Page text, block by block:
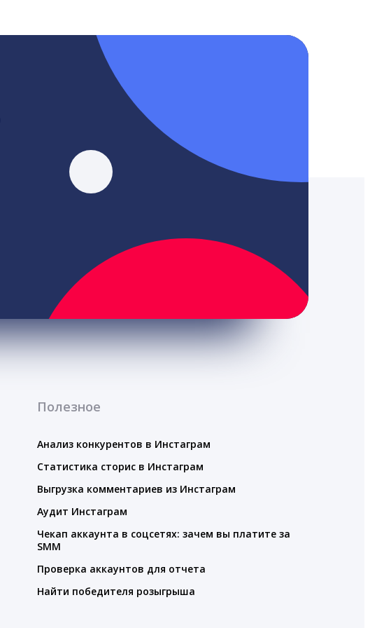
Полезное
Анализ конкурентов в Инстаграм
Статистика сторис в Инстаграм
Выгрузка комментариев из Инстаграм
Аудит Инстаграм
Чекап аккаунта в соцсетях: зачем вы платите за
SMM
Проверка аккаунтов для отчета
Найти победителя розыгрыша